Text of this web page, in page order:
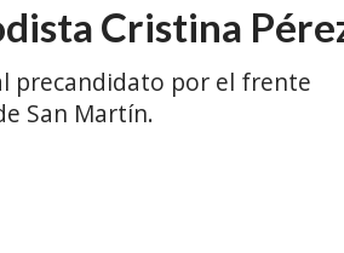
Cristina
precandidato por el frente
San Martín.